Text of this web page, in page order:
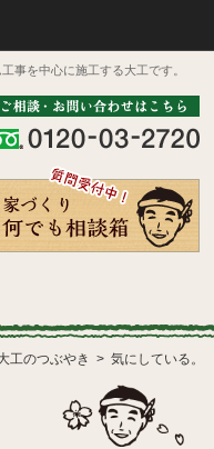
事を中心に施工する大工です。
工のつぶやき 気にしている。